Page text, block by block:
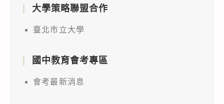
大學策略聯盟合作
臺北市立大學
國中教育會考專區
會考最新消息